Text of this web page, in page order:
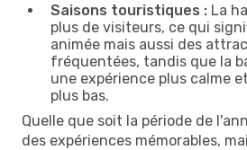
Saisons touristiques : La
plus de visiteurs, ce qui
animée mais aussi des
fréquentées, tandis que la
une expérience plus calme
plus bas.
Quelle que soit la période de
des expériences mémorables,